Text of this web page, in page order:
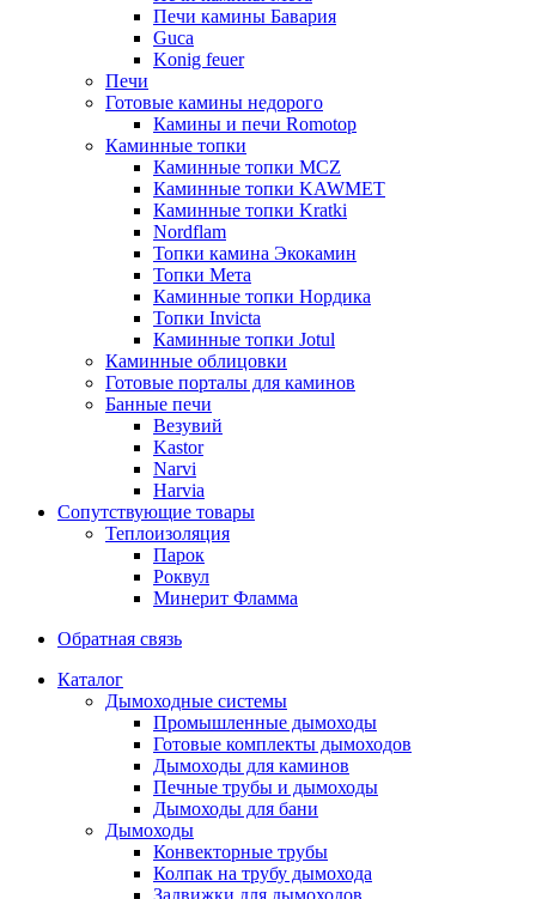
Печи камины Бавария
Guca
Konig feuer
Печи
Готовые камины недорого
Камины и печи Romotop
Каминные топки
Каминные топки MCZ
Каминные топки KAWMET
Каминные топки Kratki
Nordflam
Топки камина Экокамин
Топки Мета
Каминные топки Нордика
Топки Invicta
Каминные топки Jotul
Каминные облицовки
Готовые порталы для каминов
Банные печи
Везувий
Kastor
Narvi
Harvia
Сопутствующие товары
Теплоизоляция
Парок
Роквул
Минерит Фламма
Обратная связь
Каталог
Дымоходные системы
Промышленные дымоходы
Готовые комплекты дымоходов
Дымоходы для каминов
Печные трубы и дымоходы
Дымоходы для бани
Дымоходы
Конвекторные трубы
Колпак на трубу дымохода
Задвижки для дымоходов